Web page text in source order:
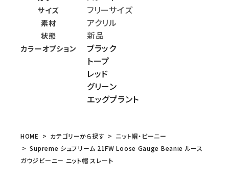
サイズ フリーサイズ
素材 アクリル
状態 新品
カラーオプション
ブラック
トープ
レッド
グリーン
エッグプラント
HOME カテゴリーから探す
ニット帽・ビーニー
Supreme シュプリーム 21FW Loose Gauge Beanie ルース
ガウジビーニー ニット帽 スレート